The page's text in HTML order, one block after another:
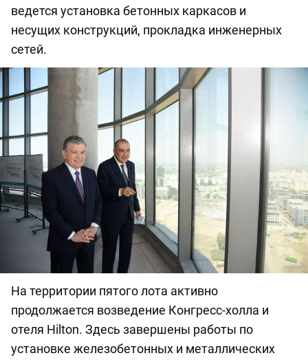
ведется установка бетонных каркасов и
несущих конструкций, прокладка инженерных
сетей.
На территории пятого лота активно
продолжается возведение Конгресс-холла и
отеля Hilton. Здесь завершены работы по
установке железобетонных и металлических